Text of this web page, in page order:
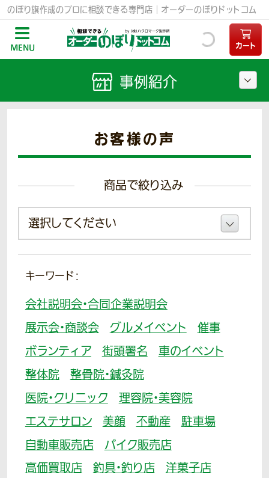
のぼり旗作成のプロに相談できる専門店｜オーダーのぼりドットコム
MENU カート
お客様の声
商品で絞り込み
キーワード：
会社説明会・合同企業説明会
展示会・商談会
グルメイベント
催事
ボランティア
街頭署名
車のイベント
整体院
整骨院・鍼灸院
医院・クリニック
理容院・美容院
エステサロン
美顔 不動産
駐車場
自動車販売店
バイク販売店
高価買取店
釣具・釣り店
洋菓子店
事例紹介